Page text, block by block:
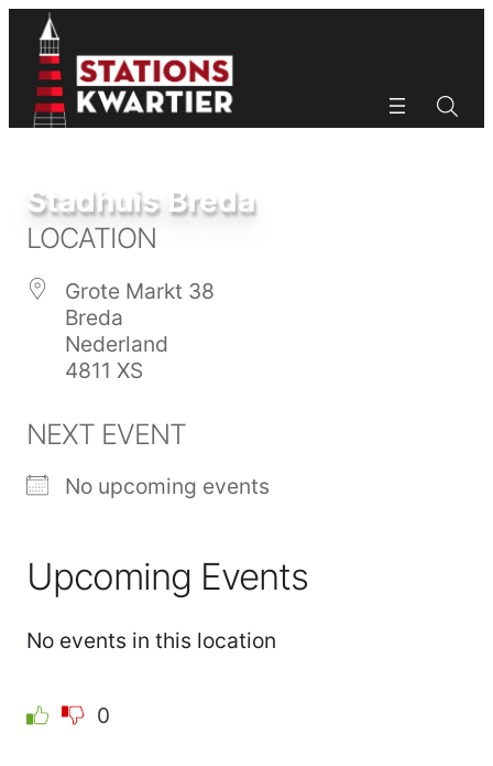
naar
inhoud
Stadhuis Breda
LOCATION
Grote Markt 38
Breda
Nederland
4811 XS
NEXT EVENT
No upcoming events
Upcoming Events
No events in this location
0